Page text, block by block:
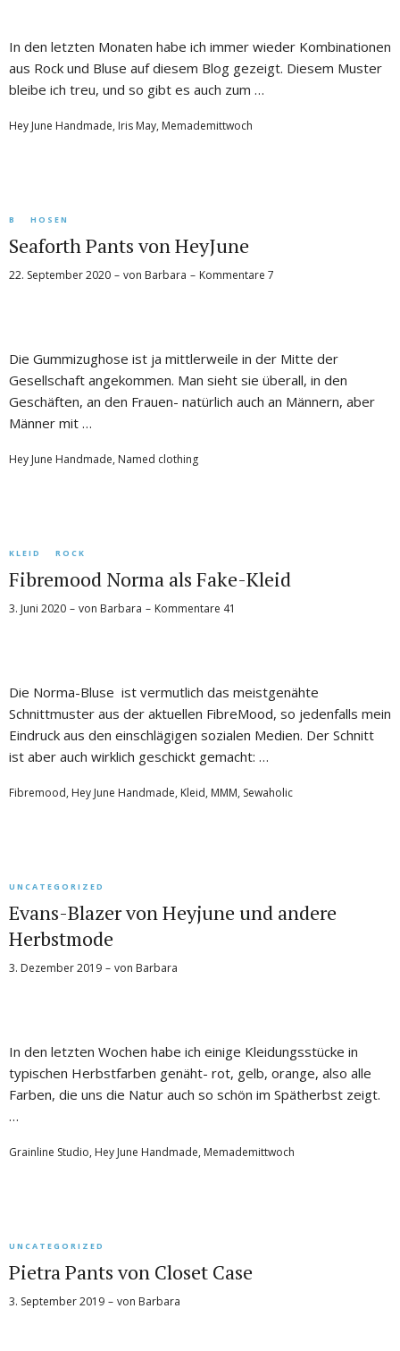
In den letzten Monaten habe ich immer wieder Kombinationen
aus Rock und Bluse auf diesem Blog gezeigt. Diesem Muster
bleibe ich treu, und so gibt es auch zum …
Hey June Handmade, Iris May, Memademittwoch
B HOSEN
Seaforth Pants von HeyJune
22. September 2020 von Barbara Kommentare 7
Die Gummizughose ist ja mittlerweile in der Mitte der
Gesellschaft angekommen. Man sieht sie überall, in den
Geschäften, an den Frauen- natürlich auch an Männern, aber
Männer mit …
Hey June Handmade, Named clothing
KLEID ROCK
Fibremood Norma als Fake-Kleid
3. Juni 2020 von Barbara Kommentare 41
Die Norma-Bluse ist vermutlich das meistgenähte
Schnittmuster aus der aktuellen FibreMood, so jedenfalls mein
Eindruck aus den einschlägigen sozialen Medien. Der Schnitt
ist aber auch wirklich geschickt gemacht: …
Fibremood, Hey June Handmade, Kleid, MMM, Sewaholic
UNCATEGORIZED
Evans-Blazer von Heyjune und andere
Herbstmode
3. Dezember 2019 von Barbara
In den letzten Wochen habe ich einige Kleidungsstücke in
typischen Herbstfarben genäht- rot, gelb, orange, also alle
Farben, die uns die Natur auch so schön im Spätherbst zeigt.
…
Grainline Studio, Hey June Handmade, Memademittwoch
UNCATEGORIZED
Pietra Pants von Closet Case
3. September 2019 von Barbara